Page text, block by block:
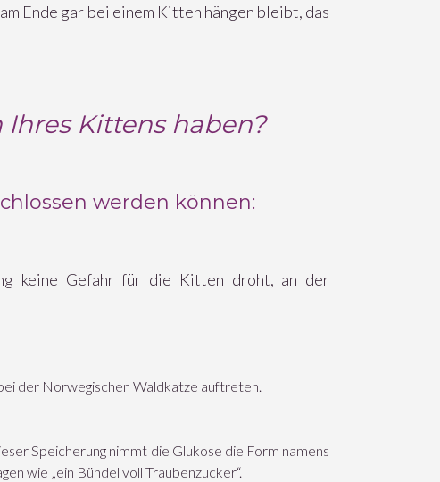
Ende gar bei einem Kitten hängen bleibt, das
Kittens haben?
werden können:
keine Gefahr für die Kitten droht, an der
der Norwegischen Waldkatze auftreten.
Speicherung nimmt die Glukose die Form namens
wie „ein Bündel voll Traubenzucker“.